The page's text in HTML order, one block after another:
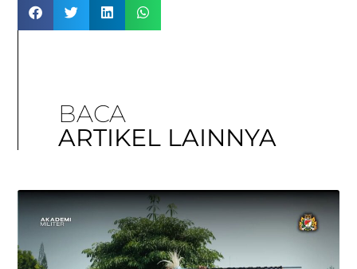
BACA
ARTIKEL LAINNYA